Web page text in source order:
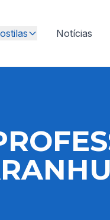
Notícias